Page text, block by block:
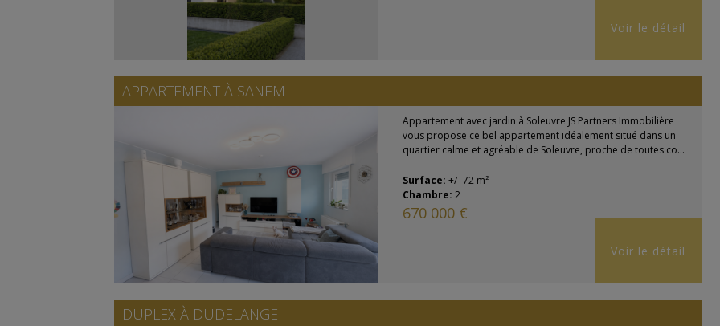
Voir le détail
APPARTEMENT À SANEM
Appartement avec jardin à Soleuvre JS Partners Immobilière
vous propose ce bel appartement idéalement situé dans un
quartier calme et agréable de Soleuvre, proche de toutes co...
Surface: +/- 72 m²
Chambre: 2
670 000 €
Voir le détail
DUPLEX À DUDELANGE